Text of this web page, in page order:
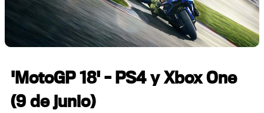
'MotoGP 18' - PS4 y Xbox One
(9 de junio)